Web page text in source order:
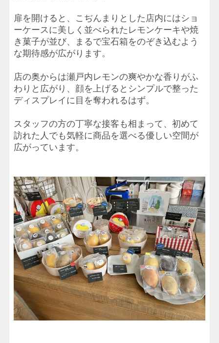
扉を開けると、こぢんまりとした店内にはショ
ーケースに美しく並べられたレモンケーキや焼
き菓子が並び、まるで宝石箱をのぞき込むよう
な期待感が広がります。
店の奥からは瀬戸内レモンの爽やかな香りがふ
わりと広がり、顔を上げるとシンプルで整った
ディスプレイに目を奪われるはず。
スタッフの方の丁寧な接客も相まって、初めて
訪れた人でも気軽に商品を選べる優しい空間が
広がっています。